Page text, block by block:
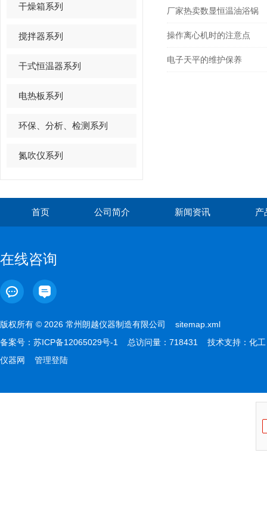
干燥箱系列
搅拌器系列
干式恒温器系列
电热板系列
环保、分析、检测系列
氮吹仪系列
厂家热卖数显恒温油浴锅
操作离心机时的注意点
电子天平的维护保养
首页 公司简介 新闻资讯 产
在线咨询
版权所有 © 2026 常州朗越仪器制造有限公司 sitemap.xml
备案号： 苏ICP备12065029号-1 总访问量：718431 技术支持： 化工
仪器网
管理登陆